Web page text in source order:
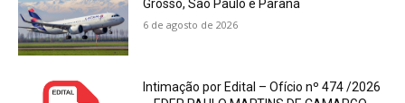
Grosso, São Paulo e Paraná
6 de agosto de 2026
Intimação por Edital – Ofício nº 474 /2026